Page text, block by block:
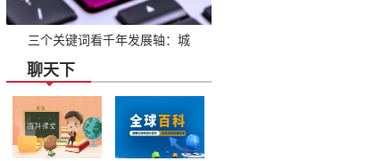
三个关键词看千年发展轴：城
聊天下